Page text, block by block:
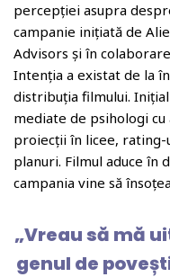
percepției asupra
campanie inițiată de
Advisors și în
Intenția a existat de la
distribuția filmului.
mediate de psihologi
proiecții în licee, rating-
planuri. Filmul aduce în
campania vine să
„Vreau să mă
genul de